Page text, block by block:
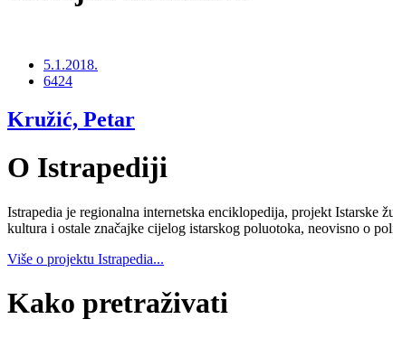
5.1.2018.
6424
Kružić, Petar
O Istrapediji
Istrapedia je regionalna internetska enciklopedija, projekt
kultura i ostale značajke cijelog istarskog poluotoka, neovisno o
Više o projektu Istrapedia...
Kako pretraživati